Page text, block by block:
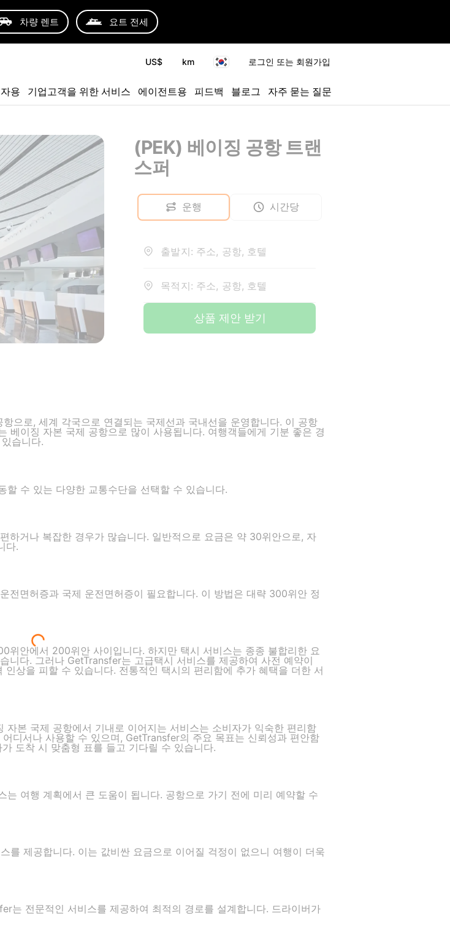
차량 렌트 요트 전세
US$ km 로그인 또는 회원가입
용 기업고객을 위한 서비스 에이전트용 피드백 블로그 자주 묻는 질문
(PEK) 베이징 공항 트랜
스퍼
운행 시간당
출발지: 주소, 공항, 호텔
목적지: 주소, 공항, 호텔
상품 제안 받기
으로, 세계 각국으로 연결되는 국제선과 국내선을 운영합니다. 이 공항
베이징 자본 국제 공항으로 많이 사용됩니다. 여행객들에게 기분 좋은 경
습니다.
할 수 있는 다양한 교통수단을 선택할 수 있습니다.
하거나 복잡한 경우가 많습니다. 일반적으로 요금은 약 30위안으로, 자
다.
전면허증과 국제 운전면허증이 필요합니다. 이 방법은 대략 300위안 정
위안에서 200위안 사이입니다. 하지만 택시 서비스는 종종 불합리한 요
니다. 그러나 GetTransfer는 고급택시 서비스를 제공하여 사전 예약이
상을 피할 수 있습니다. 전통적인 택시의 편리함에 추가 혜택을 더한 서
본 국제 공항에서 기내로 이어지는 서비스는 소비자가 익숙한 편리함
디서나 사용할 수 있으며, GetTransfer의 주요 목표는 신뢰성과 편안함
도착 시 맞춤형 표를 들고 기다릴 수 있습니다.
여행 계획에서 큰 도움이 됩니다. 공항으로 가기 전에 미리 예약할 수
를 제공합니다. 이는 값비싼 요금으로 이어질 걱정이 없으니 여행이 더욱
는 전문적인 서비스를 제공하여 최적의 경로를 설계합니다. 드라이버가